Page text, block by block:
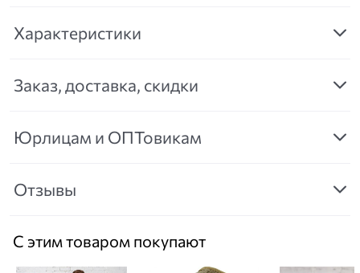
Характеристики
Заказ, доставка, скидки
Юрлицам и ОПТовикам
Отзывы
С этим товаром покупают